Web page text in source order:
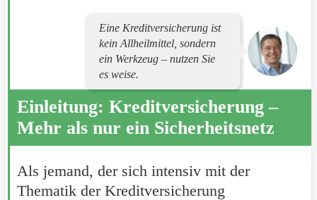
Eine Kreditversicherung ist
kein Allheilmittel, sondern
ein Werkzeug – nutzen Sie
es weise.
Einleitung: Kreditversicherung –
Mehr als nur ein Sicherheitsnetz
Als jemand, der sich intensiv mit der
Thematik der Kreditversicherung